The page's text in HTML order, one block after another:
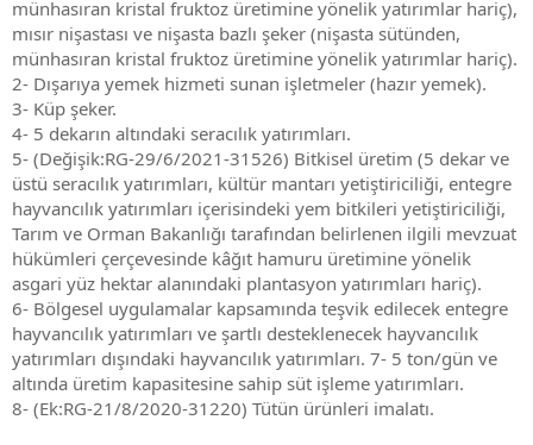
münhasıran kristal fruktoz üretimine yönelik yatırımlar hariç),
mısır nişastası ve nişasta bazlı şeker (nişasta sütünden,
münhasıran kristal fruktoz üretimine yönelik yatırımlar hariç).
2- Dışarıya yemek hizmeti sunan işletmeler (hazır yemek).
3- Küp şeker.
4- 5 dekarın altındaki seracılık yatırımları.
5- (Değişik:RG-29/6/2021-31526) Bitkisel üretim (5 dekar ve
üstü seracılık yatırımları, kültür mantarı yetiştiriciliği, entegre
hayvancılık yatırımları içerisindeki yem bitkileri yetiştiriciliği,
Tarım ve Orman Bakanlığı tarafından belirlenen ilgili mevzuat
hükümleri çerçevesinde kâğıt hamuru üretimine yönelik
asgari yüz hektar alanındaki plantasyon yatırımları hariç).
6- Bölgesel uygulamalar kapsamında teşvik edilecek entegre
hayvancılık yatırımları ve şartlı desteklenecek hayvancılık
yatırımları dışındaki hayvancılık yatırımları. 7- 5 ton/gün ve
altında üretim kapasitesine sahip süt işleme yatırımları.
8- (Ek:RG-21/8/2020-31220) Tütün ürünleri imalatı.